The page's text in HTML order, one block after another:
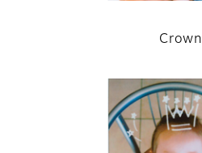
Crown